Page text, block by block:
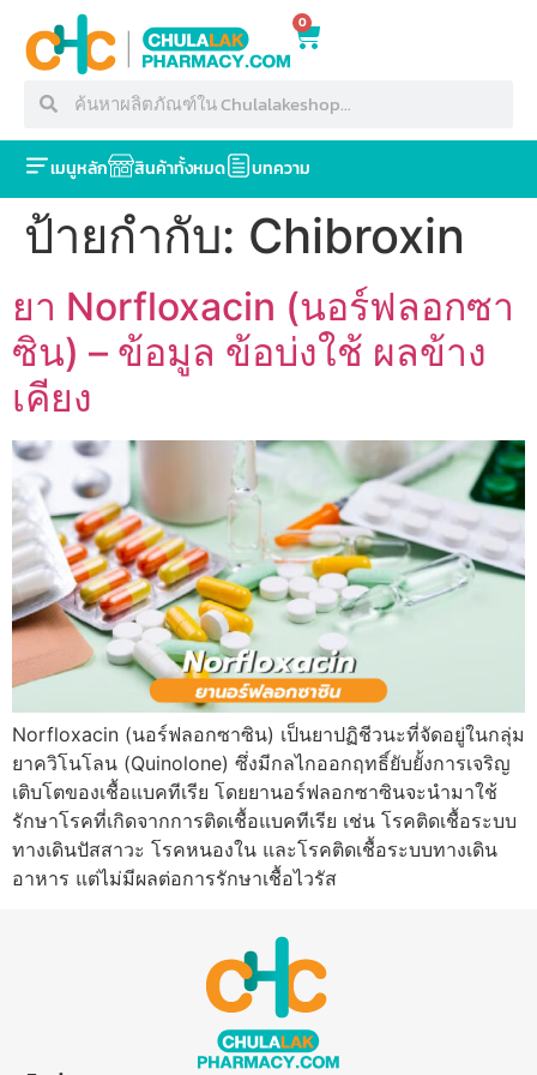
0
เมนูหลัก สินค้าทั้งหมด บทความ
ป้ายกำกับ: Chibroxin
ยา Norfloxacin (นอร์ฟลอกซา
ซิน) – ข้อมูล ข้อบ่งใช้ ผลข้าง
เคียง
Norfloxacin (นอร์ฟลอกซาซิน) เป็นยาปฏิชีวนะที่จัดอยู่ในกลุ่ม
ยาควิโนโลน (Quinolone) ซึ่งมีกลไกออกฤทธิ์ยับยั้งการเจริญ
เติบโตของเชื้อแบคทีเรีย โดยยานอร์ฟลอกซาซินจะนำมาใช้
รักษาโรคที่เกิดจากการติดเชื้อแบคทีเรีย เช่น โรคติดเชื้อระบบ
ทางเดินปัสสาวะ โรคหนองใน และโรคติดเชื้อระบบทางเดิน
อาหาร แต่ไม่มีผลต่อการรักษาเชื้อไวรัส